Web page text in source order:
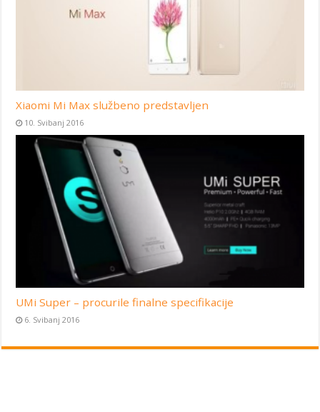
Xiaomi Mi Max službeno predstavljen
10. Svibanj 2016
UMi Super – procurile finalne specifikacije
6. Svibanj 2016